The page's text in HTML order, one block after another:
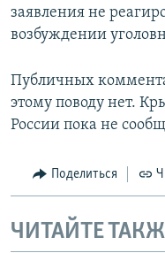
заявления не
возбуждении
Публичных
этому поводу нет.
России пока не
Поделиться
ЧИТАЙТЕ